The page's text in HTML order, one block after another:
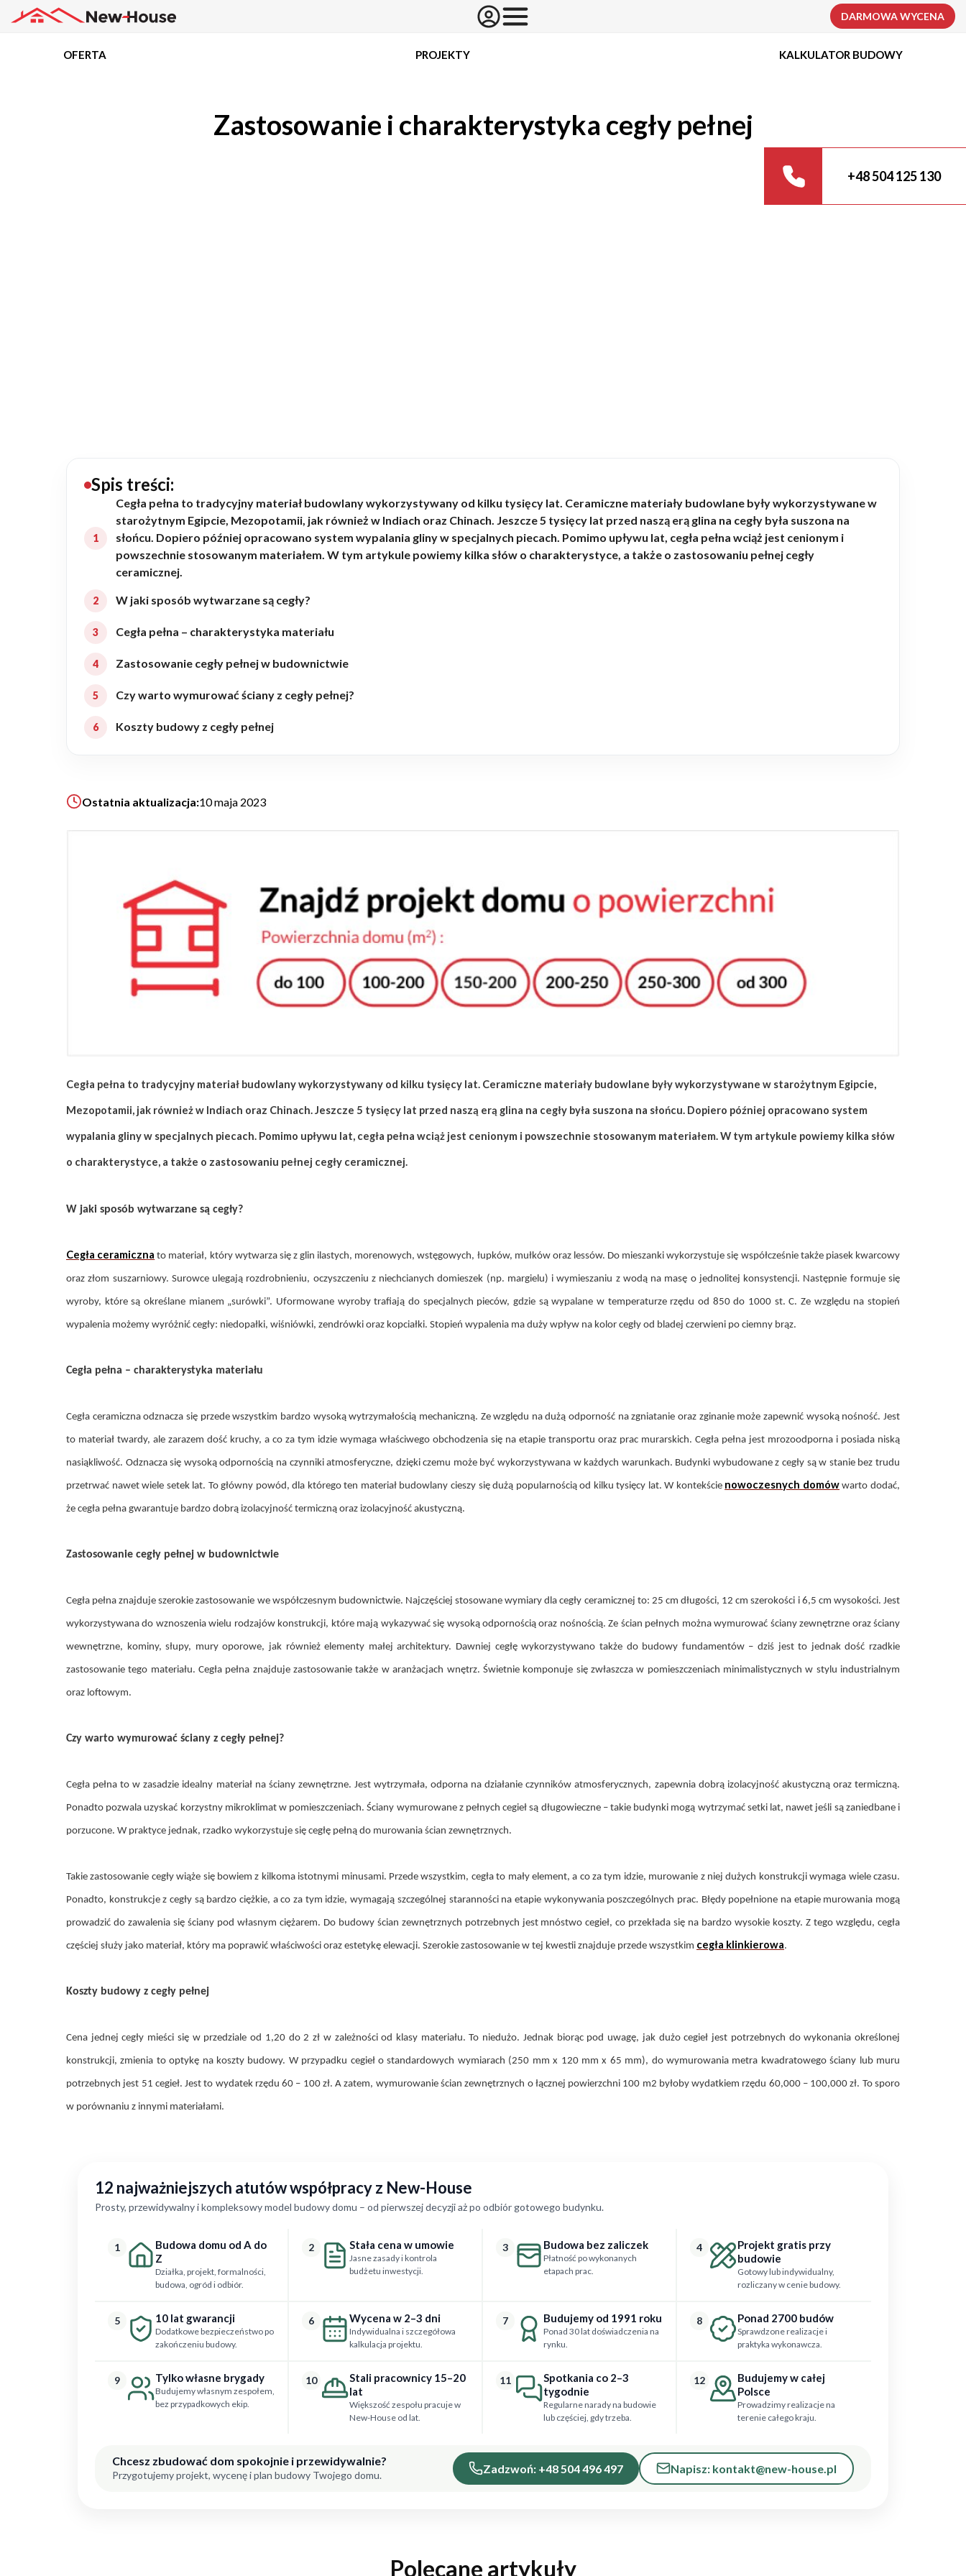
Rezydencje
Rozbudowa
Remonty
Budynki biurowe
Realizacje
Referencje
Ogrody
ZAPISZ SIĘ
DARMOWA WYCENA
OFERTA PROJEKTY KALKULATOR BUDOWY
Zastosowanie i charakterystyka cegły pełnej
+48 504 125 130
Spis treści:
Cegła pełna to tradycyjny materiał budowlany wykorzystywany od kilku tysięcy lat. Ceramiczne materiały budowlane były wykorzystywane w
starożytnym Egipcie, Mezopotamii, jak również w Indiach oraz Chinach. Jeszcze 5 tysięcy lat przed naszą erą glina na cegły była suszona na
słońcu. Dopiero później opracowano system wypalania gliny w specjalnych piecach. Pomimo upływu lat, cegła pełna wciąż jest cenionym i
powszechnie stosowanym materiałem. W tym artykule powiemy kilka słów o charakterystyce, a także o zastosowaniu pełnej cegły
ceramicznej.
W jaki sposób wytwarzane są cegły?
Cegła pełna – charakterystyka materiału
Zastosowanie cegły pełnej w budownictwie
Czy warto wymurować ściany z cegły pełnej?
Koszty budowy z cegły pełnej
Ostatnia aktualizacja:10 maja 2023
Cegła pełna to tradycyjny materiał budowlany wykorzystywany od kilku tysięcy lat. Ceramiczne materiały budowlane były wykorzystywane w starożytnym Egipcie,
Mezopotamii, jak również w Indiach oraz Chinach. Jeszcze 5 tysięcy lat przed naszą erą glina na cegły była suszona na słońcu. Dopiero później opracowano system
wypalania gliny w specjalnych piecach. Pomimo upływu lat, cegła pełna wciąż jest cenionym i powszechnie stosowanym materiałem. W tym artykule powiemy kilka słów
o charakterystyce, a także o zastosowaniu pełnej cegły ceramicznej.
W jaki sposób wytwarzane są cegły?
Cegła ceramiczna to materiał, który wytwarza się z glin ilastych, morenowych, wstęgowych, łupków, mułków oraz lessów. Do mieszanki wykorzystuje się współcześnie także piasek kwarcowy
oraz złom suszarniowy. Surowce ulegają rozdrobnieniu, oczyszczeniu z niechcianych domieszek (np. margielu) i wymieszaniu z wodą na masę o jednolitej konsystencji. Następnie formuje się
wyroby, które są określane mianem „surówki”. Uformowane wyroby trafiają do specjalnych pieców, gdzie są wypalane w temperaturze rzędu od 850 do 1000 st. C. Ze względu na stopień
wypalenia możemy wyróżnić cegły: niedopałki, wiśniówki, zendrówki oraz kopciałki. Stopień wypalenia ma duży wpływ na kolor cegły od bladej czerwieni po ciemny brąz.
Cegła pełna – charakterystyka materiału
Cegła ceramiczna odznacza się przede wszystkim bardzo wysoką wytrzymałością mechaniczną. Ze względu na dużą odporność na zgniatanie oraz zginanie może zapewnić wysoką nośność. Jest
to materiał twardy, ale zarazem dość kruchy, a co za tym idzie wymaga właściwego obchodzenia się na etapie transportu oraz prac murarskich. Cegła pełna jest mrozoodporna i posiada niską
nasiąkliwość. Odznacza się wysoką odpornością na czynniki atmosferyczne, dzięki czemu może być wykorzystywana w każdych warunkach. Budynki wybudowane z cegły są w stanie bez trudu
przetrwać nawet wiele setek lat. To główny powód, dla którego ten materiał budowlany cieszy się dużą popularnością od kilku tysięcy lat. W kontekście nowoczesnych domówwarto dodać,
że cegła pełna gwarantuje bardzo dobrą izolacyjność termiczną oraz izolacyjność akustyczną.
Zastosowanie cegły pełnej w budownictwie
Cegła pełna znajduje szerokie zastosowanie we współczesnym budownictwie. Najczęściej stosowane wymiary dla cegły ceramicznej to: 25 cm długości, 12 cm szerokości i 6,5 cm wysokości. Jest
wykorzystywana do wznoszenia wielu rodzajów konstrukcji, które mają wykazywać się wysoką odpornością oraz nośnością. Ze ścian pełnych można wymurować ściany zewnętrzne oraz ściany
wewnętrzne, kominy, słupy, mury oporowe, jak również elementy małej architektury. Dawniej cegłę wykorzystywano także do budowy fundamentów – dziś jest to jednak dość rzadkie
zastosowanie tego materiału. Cegła pełna znajduje zastosowanie także w aranżacjach wnętrz. Świetnie komponuje się zwłaszcza w pomieszczeniach minimalistycznych w stylu industrialnym
oraz loftowym.
Czy warto wymurować ściany z cegły pełnej?
Cegła pełna to w zasadzie idealny materiał na ściany zewnętrzne. Jest wytrzymała, odporna na działanie czynników atmosferycznych, zapewnia dobrą izolacyjność akustyczną oraz termiczną.
Ponadto pozwala uzyskać korzystny mikroklimat w pomieszczeniach. Ściany wymurowane z pełnych cegieł są długowieczne – takie budynki mogą wytrzymać setki lat, nawet jeśli są zaniedbane i
porzucone. W praktyce jednak, rzadko wykorzystuje się cegłę pełną do murowania ścian zewnętrznych.
Takie zastosowanie cegły wiąże się bowiem z kilkoma istotnymi minusami. Przede wszystkim, cegła to mały element, a co za tym idzie, murowanie z niej dużych konstrukcji wymaga wiele czasu.
Ponadto, konstrukcje z cegły są bardzo ciężkie, a co za tym idzie, wymagają szczególnej staranności na etapie wykonywania poszczególnych prac. Błędy popełnione na etapie murowania mogą
prowadzić do zawalenia się ściany pod własnym ciężarem. Do budowy ścian zewnętrznych potrzebnych jest mnóstwo cegieł, co przekłada się na bardzo wysokie koszty. Z tego względu, cegła
częściej służy jako materiał, który ma poprawić właściwości oraz estetykę elewacji. Szerokie zastosowanie w tej kwestii znajduje przede wszystkim cegła klinkierowa.
Koszty budowy z cegły pełnej
Cena jednej cegły mieści się w przedziale od 1,20 do 2 zł w zależności od klasy materiału. To niedużo. Jednak biorąc pod uwagę, jak dużo cegieł jest potrzebnych do wykonania określonej
konstrukcji, zmienia to optykę na koszty budowy. W przypadku cegieł o standardowych wymiarach (250 mm x 120 mm x 65 mm), do wymurowania metra kwadratowego ściany lub muru
potrzebnych jest 51 cegieł. Jest to wydatek rzędu 60 – 100 zł. A zatem, wymurowanie ścian zewnętrznych o łącznej powierzchni 100 m2 byłoby wydatkiem rzędu 60,000 – 100,000 zł. To sporo
w porównaniu z innymi materiałami.
12 najważniejszych atutów współpracy z New-House
Prosty, przewidywalny i kompleksowy model budowy domu – od pierwszej decyzji aż po odbiór gotowego budynku.
1
Budowa domu od A do
Z
Działka, projekt, formalności,
budowa, ogród i odbiór.
2 Stała cena w umowie
Jasne zasady i kontrola
budżetu inwestycji.
3 Budowa bez zaliczek
Płatność po wykonanych
etapach prac.
4
Projekt gratis przy
budowie
Gotowy lub indywidualny,
rozliczany w cenie budowy.
5 10 lat gwarancji
Dodatkowe bezpieczeństwo po
zakończeniu budowy.
6 Wycena w 2–3 dni
Indywidualna i szczegółowa
kalkulacja projektu.
7 Budujemy od 1991 roku
Ponad 30 lat doświadczenia na
rynku.
8 Ponad 2700 budów
Sprawdzone realizacje i
praktyka wykonawcza.
9 Tylko własne brygady
Budujemy własnym zespołem,
bez przypadkowych ekip.
10
Stali pracownicy 15–20
lat
Większość zespołu pracuje w
New-House od lat.
11
Spotkania co 2–3
tygodnie
Regularne narady na budowie
lub częściej, gdy trzeba.
12
Budujemy w całej
Polsce
Prowadzimy realizacje na
terenie całego kraju.
Chcesz zbudować dom spokojnie i przewidywalnie?
Przygotujemy projekt, wycenę i plan budowy Twojego domu. Zadzwoń: +48 504 496 497 Napisz: kontakt@new-house.pl
Polecane artykuły